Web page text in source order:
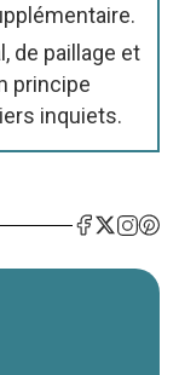
de paillage et
principe
inquiets.